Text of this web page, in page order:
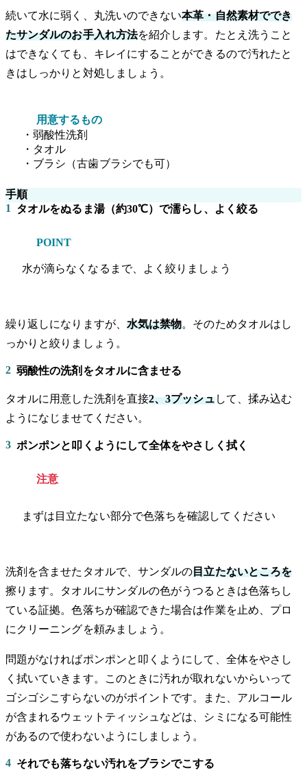
続いて水に弱く、丸洗いのできない本革・自然素材ででき
たサンダルのお手入れ方法を紹介します。たとえ洗うこと
はできなくても、キレイにすることができるので汚れたと
きはしっかりと対処しましょう。
用意するもの
・弱酸性洗剤
・タオル
・ブラシ（古歯ブラシでも可）
手順
1
タオルをぬるま湯（約30℃）で濡らし、よく絞る
POINT
水が滴らなくなるまで、よく絞りましょう
繰り返しになりますが、 水気は禁物。そのためタオルはし
っかりと絞りましょう。
2 弱酸性の洗剤をタオルに含ませる
タオルに用意した洗剤を直接2、3プッシュして、揉み込む
ようになじませてください。
3 ポンポンと叩くようにして全体をやさしく拭く
注意
まずは目立たない部分で色落ちを確認してください
洗剤を含ませたタオルで、サンダルの目立たないところを
擦ります。タオルにサンダルの色がうつるときは色落ちし
ている証拠。色落ちが確認できた場合は作業を止め、プロ
にクリーニングを頼みましょう。
問題がなければポンポンと叩くようにして、全体をやさし
く拭いていきます。このときに汚れが取れないからいって
ゴシゴシこすらないのがポイントです。また、アルコール
が含まれるウェットティッシュなどは、シミになる可能性
があるので使わないようにしましょう。
4 それでも落ちない汚れをブラシでこする